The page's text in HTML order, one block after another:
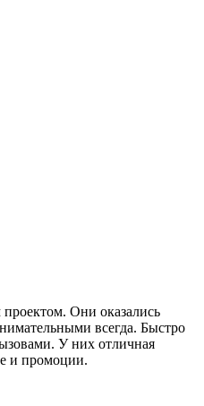
Они оказались
всегда. Быстро
У них отличная
и промоции.